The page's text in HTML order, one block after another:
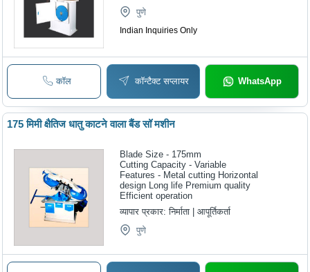
पुणे
Indian Inquiries Only
कॉल कॉन्टैक्ट सप्लायर WhatsApp
175 मिमी क्षैतिज धातु काटने वाला बैंड सॉ मशीन
Blade Size - 175mm
Cutting Capacity - Variable
Features - Metal cutting Horizontal
design Long life Premium quality
Efficient operation
व्यापार प्रकार:निर्माता | आपूर्तिकर्ता
पुणे